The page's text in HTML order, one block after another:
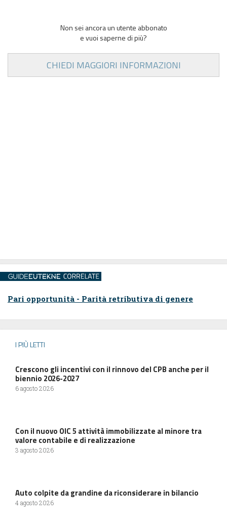
Non sei ancora un utente abbonato
e vuoi saperne di più?
CHIEDI MAGGIORI INFORMAZIONI
Pari opportunità - Parità retributiva di genere
I PIÙ LETTI
Crescono gli incentivi con il rinnovo del CPB anche per il
biennio 2026-2027
6 agosto 2026
Con il nuovo OIC 5 attività immobilizzate al minore tra
valore contabile e di realizzazione
3 agosto 2026
Auto colpite da grandine da riconsiderare in bilancio
4 agosto 2026